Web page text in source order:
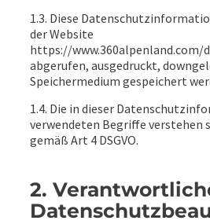
1.3. Diese
der Website
https://www.360alpenland.com/
abgerufen, ausgedruckt,
Speichermedium gespeichert
1.4. Die in dieser
verwendeten Begriffe verstehen
gemäß Art 4 DSGVO.
2.